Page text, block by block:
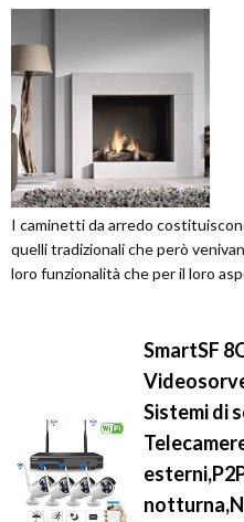
I caminetti da arredo
quelli tradizionali che però
loro funzionalità che per il loro
SmartSF
Sistemi di